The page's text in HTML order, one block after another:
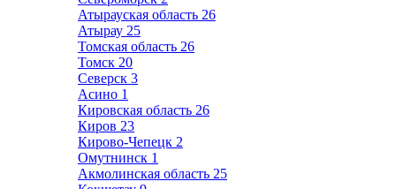
Атырауская область 26
Атырау 25
Томская область 26
Томск 20
Северск 3
Асино 1
Кировская область 26
Киров 23
Кирово-Чепецк 2
Омутнинск 1
Акмолинская область 25